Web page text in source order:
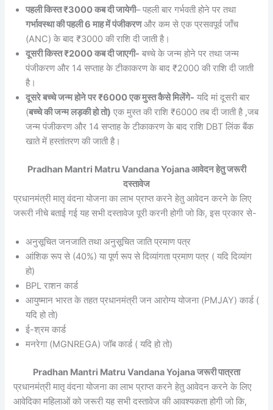
पहली किस्त ₹3000 कब दी जायेगी– पहली बार गर्भवती होने पर तथा
गर्भावस्था की पहली 6 माह में पंजीकरणऔर कम से एक प्रसवपूर्व जाँच
(ANC) के बाद ₹3000 की राशि दी जाती है।
दूसरी किस्त ₹2000 कब दी जाएगी- बच्चे के जन्म होने पर तथा जन्म
पंजीकरण और 14 सप्ताह के टीकाकरण के बाद ₹2000 की राशि दी जाती
है।
दूसरे बच्चे जन्म होने पर ₹6000 एक मुस्त कैसे मिलेंगे- यदि मां दूसरी बार
(बच्चे की जन्म लड़की हो तो) एक मुस्त की राशि ₹6000 तब दी जाती है ,जब
जन्म पंजीकरण और 14 सप्ताह के टीकाकरण के बाद राशि DBT लिंक बैंक
खाते में हस्तांतरण की जाती है।
Pradhan Mantri Matru Vandana Yojana आवेदन हेतु जरूरी
दस्तावेज
प्रधानमंत्री मातृ वंदना योजना का लाभ प्राप्त करने हेतु आवेदन करने के लिए
जरूरी नीचे बताई गई यह सभी दस्तावेज पूरी करनी होगी जो कि, इस प्रकार से-
अनुसूचित जनजाति तथा अनुसूचित जाति प्रमाण पत्र
आंशिक रूप से (40%) या पूर्ण रूप से दिव्यांगता प्रमाण पत्र ( यदि दिव्यांग
हो)
BPL राशन कार्ड
आयुष्मान भारत के तहत प्रधानमंत्री जन आरोग्य योजना (PMJAY) कार्ड (
यदि हो तो)
ई-श्रम कार्ड
मनरेगा (MGNREGA) जॉब कार्ड ( यदि हो तो)
Pradhan Mantri Matru Vandana Yojana जरूरी पात्रता
प्रधानमंत्री मातृ वंदना योजना का लाभ प्राप्त करने हेतु आवेदन करने के लिए
आवेदिका महिलाओं को जरूरी यह सभी दस्तावेज की आवश्यकता होगी जो कि,